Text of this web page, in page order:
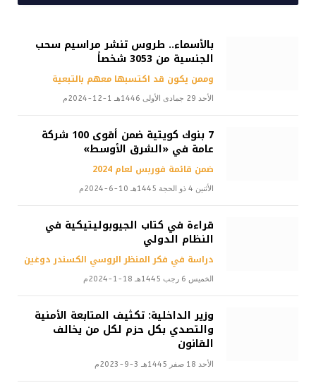
بالأسماء.. طروس تنشر مراسيم سحب
الجنسية من 3053 شخصاً
وممن يكون قد اكتسبها معهم بالتبعية
الأحد 29 جمادى الأولى 1446هـ 1-12-2024م
7 بنوك كويتية ضمن أقوى 100 شركة
عامة في «الشرق الأوسط»
ضمن قائمة فوربس لعام 2024
الأثنين 4 ذو الحجة 1445هـ 10-6-2024م
قراءة في كتاب الجيوبوليتيكية في
النظام الدولي
دراسة في فكر المنظر الروسي الكسندر دوغين
الخميس 6 رجب 1445هـ 18-1-2024م
وزير الداخلية: تكثيف المتابعة الأمنية
والتصدي بكل حزم لكل من يخالف
القانون
الأحد 18 صفر 1445هـ 3-9-2023م